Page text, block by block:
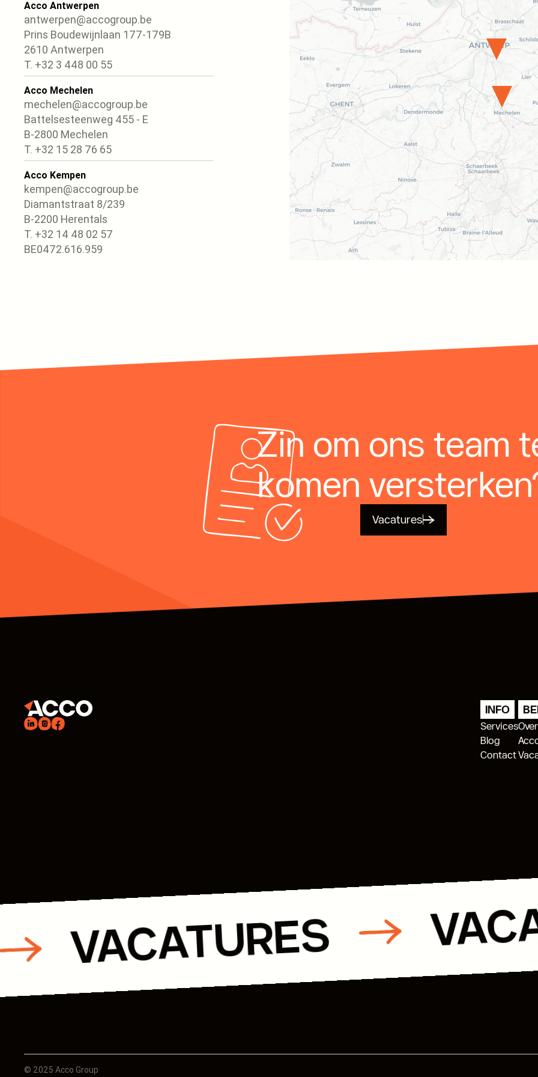
Acco Antwerpen
antwerpen@accogroup.be
Prins Boudewijnlaan 177-179B
2610 Antwerpen
T. +32 3 448 00 55
Acco Mechelen
mechelen@accogroup.be
Battelsesteenweg 455 - E
B-2800 Mechelen
T. +32 15 28 76 65
Acco Kempen
kempen@accogroup.be
Diamantstraat 8/239
B-2200 Herentals
T. +32 14 48 02 57
BE0472.616.959
Zin om ons team
komen
Vacatures
INFO
Services
Blog
Contact
VACATURES
© 2025 Acco Group